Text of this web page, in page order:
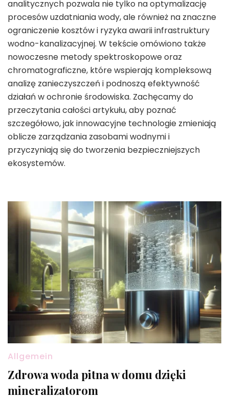
analitycznych pozwala nie tylko na optymalizację
procesów uzdatniania wody, ale również na znaczne
ograniczenie kosztów i ryzyka awarii infrastruktury
wodno-kanalizacyjnej. W tekście omówiono także
nowoczesne metody spektroskopowe oraz
chromatograficzne, które wspierają kompleksową
analizę zanieczyszczeń i podnoszą efektywność
działań w ochronie środowiska. Zachęcamy do
przeczytania całości artykułu, aby poznać
szczegółowo, jak innowacyjne technologie zmieniają
oblicze zarządzania zasobami wodnymi i
przyczyniają się do tworzenia bezpieczniejszych
ekosystemów.
Allgemein
Zdrowa woda pitna w domu dzięki
mineralizatorom